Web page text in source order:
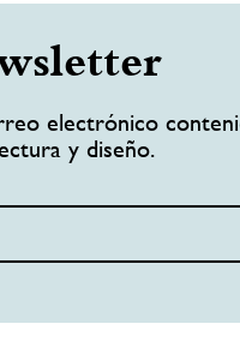
electrónico
y diseño.